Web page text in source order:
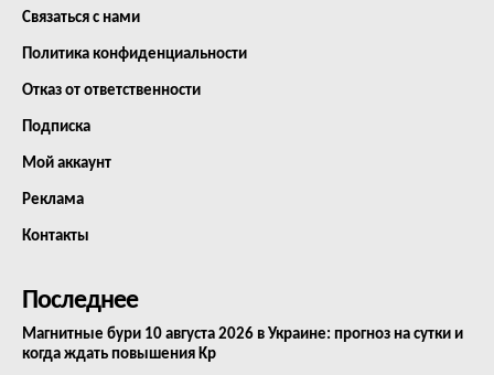
Связаться с нами
Политика конфиденциальности
Отказ от ответственности
Подписка
Мой аккаунт
Реклама
Контакты
Последнее
Магнитные бури 10 августа 2026 в Украине: прогноз на сутки и
когда ждать повышения Kp